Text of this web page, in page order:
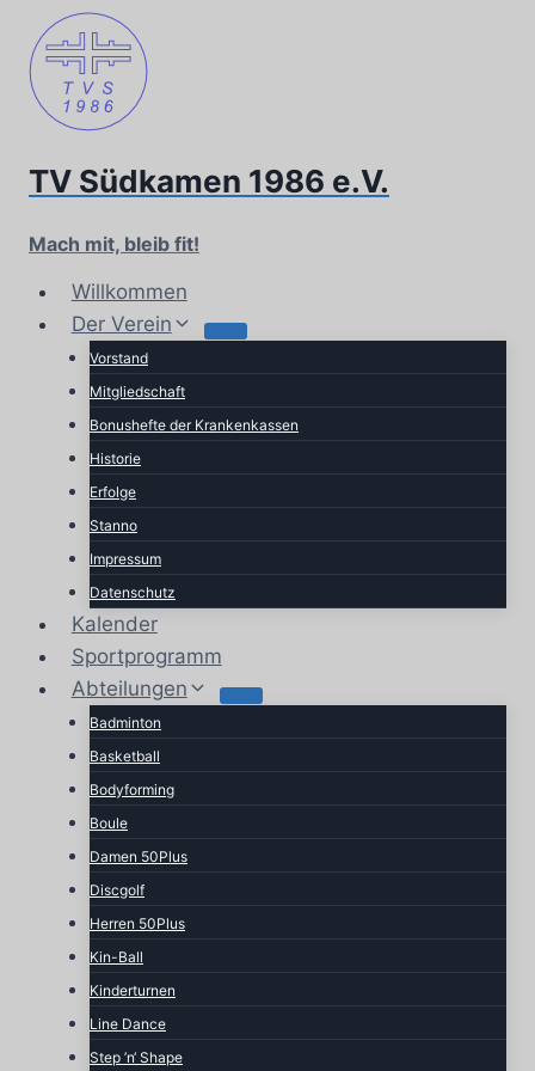
Inhalt
springen
TV Südkamen 1986 e.V.
Mach mit, bleib fit!
Willkommen
Der Verein
Vorstand
Mitgliedschaft
Bonushefte der Krankenkassen
Historie
Erfolge
Stanno
Impressum
Datenschutz
Kalender
Sportprogramm
Abteilungen
Badminton
Basketball
Bodyforming
Boule
Damen 50Plus
Discgolf
Herren 50Plus
Kin-Ball
Kinderturnen
Line Dance
Step ’n‘ Shape